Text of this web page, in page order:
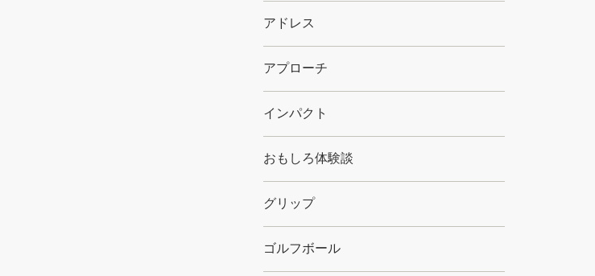
アドレス
アプローチ
インパクト
おもしろ体験談
グリップ
ゴルフボール